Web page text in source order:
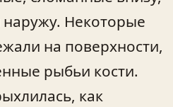
Некоторые
на поверхности,
рыбьи кости.
как